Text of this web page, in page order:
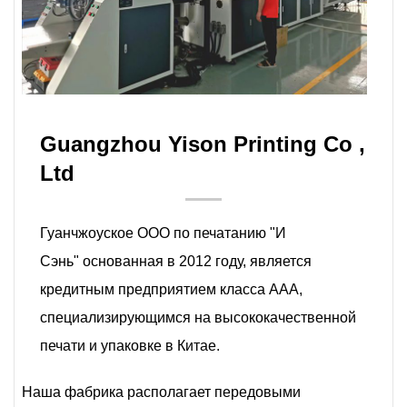
Guangzhou Yison Printing Co ,
Ltd
Гуанчжоуское ООО по печатанию "И
Сэнь" основанная в 2012 году, является
кредитным предприятием класса ААА,
специализирующимся на высококачественной
печати и упаковке в Китае.
Наша фабрика располагает передовыми